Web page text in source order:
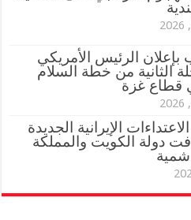
بإعلان الرئيس الأمريكي
الثانية من خطة السلام
قطاع غزة
الإيرانية الجديدة
دولة الكويت والمملكة